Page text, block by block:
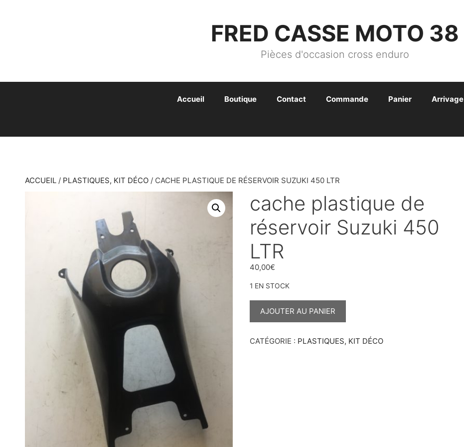
FRED CASSE MOTO 38
Pièces d'occasion cross enduro
Accueil Boutique Contact Commande Panier Arrivage
ACCUEIL / PLASTIQUES, KIT DÉCO / CACHE PLASTIQUE DE RÉSERVOIR SUZUKI 450 LTR
cache plastique de
réservoir Suzuki 450
LTR
40,00€
1 EN STOCK
QUANTITÉ
RÉSERVOIR
AJOUTER AU PANIER
CATÉGORIE : PLASTIQUES, KIT DÉCO